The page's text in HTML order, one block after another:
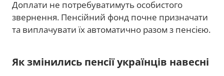
Доплати не потребуватимуть особистого
звернення. Пенсійний фонд почне призначати
та виплачувати їх автоматично разом з пенсією.
Як змінились пенсії українців навесні